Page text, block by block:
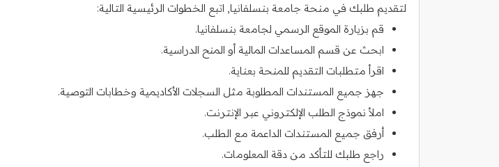
لتقديم طلبك في منحة جامعة بنسلفانيا, اتبع الخطوات الرئيسية التالية:
قم بزيارة الموقع الرسمي لجامعة بنسلفانيا.
ابحث عن قسم المساعدات المالية أو المنح الدراسية.
اقرأ متطلبات التقديم للمنحة بعناية.
جهز جميع المستندات المطلوبة مثل السجلات الأكاديمية وخطابات التوصية.
املأ نموذج الطلب الإلكتروني عبر الإنترنت.
أرفق جميع المستندات الداعمة مع الطلب.
راجع طلبك للتأكد من دقة المعلومات.